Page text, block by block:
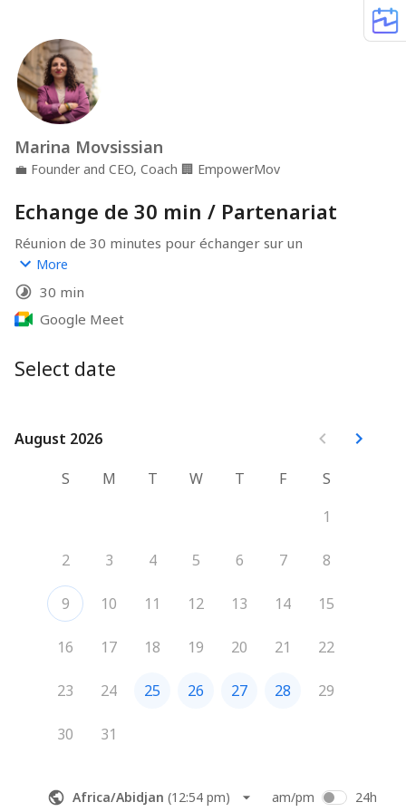
Marina Movsissian
💼 Founder and CEO, Coach 🏢 EmpowerMov
Echange de 30 min / Partenariat
Réunion de 30 minutes pour échanger sur un
partenariat Entreprise, préparer un évènement ou
autre. Merci :)
30 min meeting to connect about a partnership/ event,
etc. Thank you!
More
30 min
Google Meet
Select date
August 2026
August 2026
S
M T W T F
S
1
2 3 4 5 6 7 8
9 10 11 12 13 14 15
16 17 18 19 20 21 22
23 24 25 26 27 28 29
30 31
Africa/Abidjan (12:54 pm) am/pm 24h